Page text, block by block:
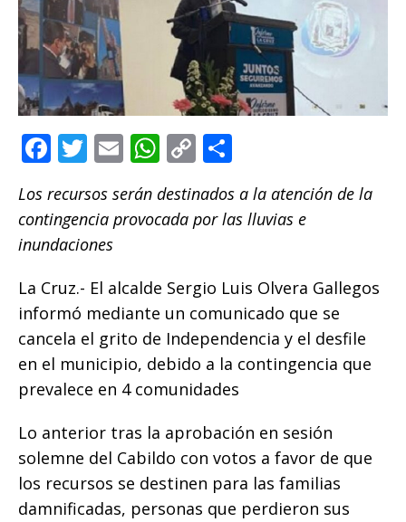
F
c
e
b
o
o
k
T
it
te
r
E
m
ai
l
W
h
at
s
p
p
C
p
y
n
k
m
p
ti
r
Los recursos serán destinados a la atención de la
contingencia provocada por las lluvias e
inundaciones
La Cruz.- El alcalde Sergio Luis Olvera Gallegos
informó mediante un comunicado que se
cancela el grito de Independencia y el desfile
en el municipio, debido a la contingencia que
prevalece en 4 comunidades
Lo anterior tras la aprobación en sesión
solemne del Cabildo con votos a favor de que
los recursos se destinen para las familias
damnificadas, personas que perdieron sus